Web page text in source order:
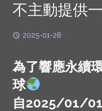
不主動提供
2025-01-28
為了響應永續
球
自2025/01/01